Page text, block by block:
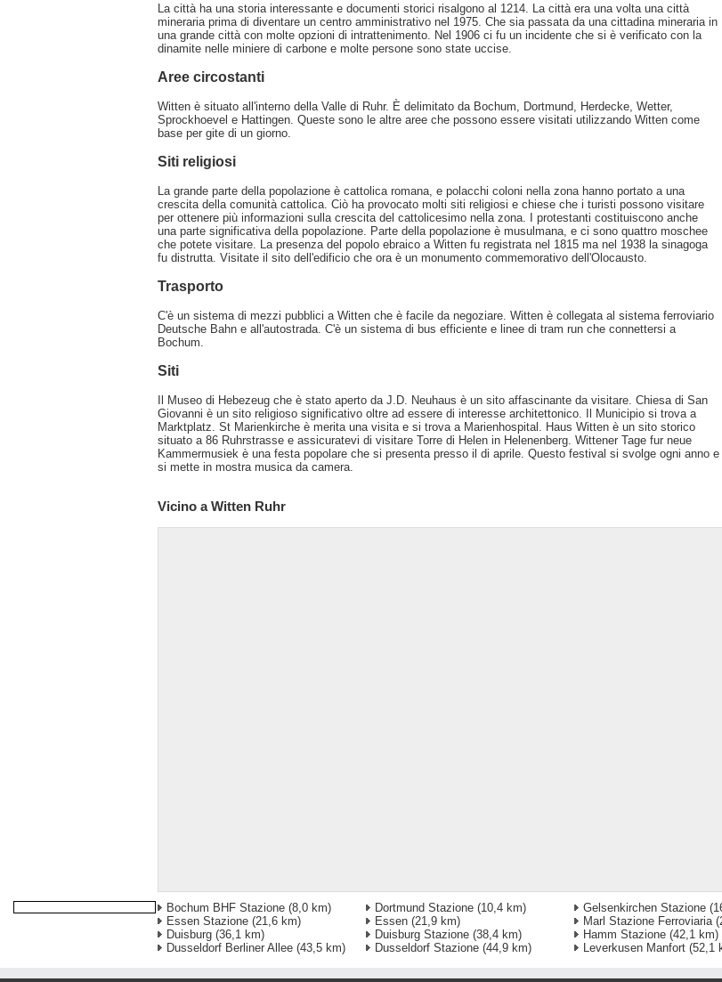
La città ha una storia interessante e documenti storici risalgono al 1214. La città era una volta una città
mineraria prima di diventare un centro amministrativo nel 1975. Che sia passata da una cittadina mineraria in
una grande città con molte opzioni di intrattenimento. Nel 1906 ci fu un incidente che si è verificato con la
dinamite nelle miniere di carbone e molte persone sono state uccise.
Aree circostanti
Witten è situato all'interno della Valle di Ruhr. È delimitato da Bochum, Dortmund, Herdecke, Wetter,
Sprockhoevel e Hattingen. Queste sono le altre aree che possono essere visitati utilizzando Witten come
base per gite di un giorno.
Siti religiosi
La grande parte della popolazione è cattolica romana, e polacchi coloni nella zona hanno portato a una
crescita della comunità cattolica. Ciò ha provocato molti siti religiosi e chiese che i turisti possono visitare
per ottenere più informazioni sulla crescita del cattolicesimo nella zona. I protestanti costituiscono anche
una parte significativa della popolazione. Parte della popolazione è musulmana, e ci sono quattro moschee
che potete visitare. La presenza del popolo ebraico a Witten fu registrata nel 1815 ma nel 1938 la sinagoga
fu distrutta. Visitate il sito dell'edificio che ora è un monumento commemorativo dell'Olocausto.
Trasporto
C'è un sistema di mezzi pubblici a Witten che è facile da negoziare. Witten è collegata al sistema ferroviario
Deutsche Bahn e all'autostrada. C'è un sistema di bus efficiente e linee di tram run che connettersi a
Bochum.
Siti
Il Museo di Hebezeug che è stato aperto da J.D. Neuhaus è un sito affascinante da visitare. Chiesa di San
Giovanni è un sito religioso significativo oltre ad essere di interesse architettonico. Il Municipio si trova a
Marktplatz. St Marienkirche è merita una visita e si trova a Marienhospital. Haus Witten è un sito storico
situato a 86 Ruhrstrasse e assicuratevi di visitare Torre di Helen in Helenenberg. Wittener Tage fur neue
Kammermusiek è una festa popolare che si presenta presso il di aprile. Questo festival si svolge ogni anno e
si mette in mostra musica da camera.
Vicino a Witten Ruhr
Bochum BHF Stazione (8,0 km) Dortmund Stazione (10,4 km) Gelsenkirchen Stazione
Essen Stazione (21,6 km) Essen (21,9 km) Marl Stazione Ferroviaria
Duisburg (36,1 km) Duisburg Stazione (38,4 km) Hamm Stazione (42,1 km)
Dusseldorf Berliner Allee (43,5 km) Dusseldorf Stazione (44,9 km) Leverkusen Manfort (52,1